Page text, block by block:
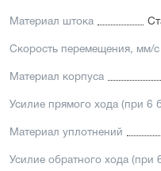
Материал штока
Скорость перемещения, мм/с
Материал корпуса
Усилие прямого хода (при 6
Материал уплотнений
Усилие обратного хода (при